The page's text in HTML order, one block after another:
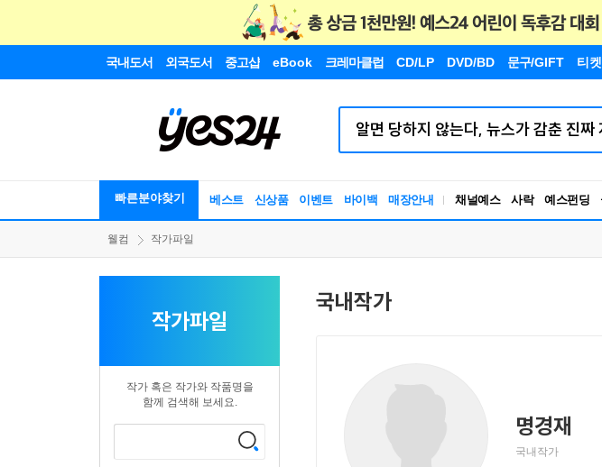
국내도서 외국도서 중고샵 eBook 크레마클럽 CD/LP DVD/BD 문구/GIFT 티켓
빠른분야찾기 베스트 신상품 이벤트 바이백 매장안내 채널예스 사락 예스펀딩
웰컴 작가파일
작가파일
작가 혹은 작가와 작품명을
함께 검색해 보세요.
국내작가
명경재
국내작가